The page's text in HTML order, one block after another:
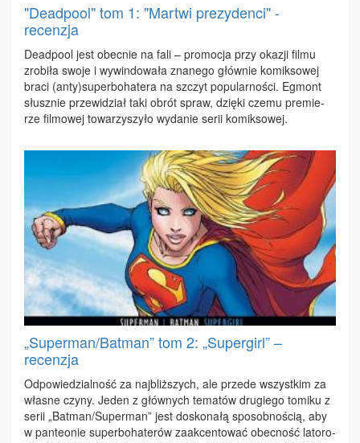
"Deadpool" tom 1: "Martwi prezydenci" -
recenzja
De­ad­po­ol jest obec­nie na fa­li – pro­mo­cja przy oka­zji fil­mu
zro­bi­ła swo­je i wy­win­do­wa­ła zna­ne­go głów­nie ko­mik­so­wej
bra­ci (an­ty)su­per­bo­ha­te­ra na szczyt po­pu­lar­no­ści. Eg­mont
słusz­nie prze­wi­dział ta­ki ob­rót spraw, dzię­ki cze­mu pre­mie­
rze fil­mo­wej to­wa­rzy­szy­ło wy­da­nie se­rii ko­mik­so­wej.
„Superman/Batman” tom 2: „Supergirl” –
recenzja
Od­po­wie­dzial­ność za naj­bliż­szych, ale przede wszyst­kim za
wła­sne czy­ny. Je­den z głów­nych te­ma­tów dru­gie­go to­mi­ku z
se­rii „Bat­man/Su­per­man” jest do­sko­na­łą spo­sob­no­ścią, aby
w pan­te­onie su­per­bo­ha­te­rów za­ak­cen­to­wać obec­ność la­to­ro­